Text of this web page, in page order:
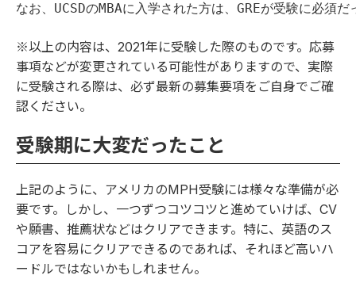
なお、UCSDのMBAに入学された方は、GREが受験に必須
※以上の内容は、2021年に受験した際のものです。応募
事項などが変更されている可能性がありますので、実際
に受験される際は、必ず最新の募集要項をご自身でご確
認ください。
受験期に大変だったこと
上記のように、アメリカのMPH受験には様々な準備が必
要です。しかし、一つずつコツコツと進めていけば、CV
や願書、推薦状などはクリアできます。特に、英語のス
コアを容易にクリアできるのであれば、それほど高いハ
ードルではないかもしれません。